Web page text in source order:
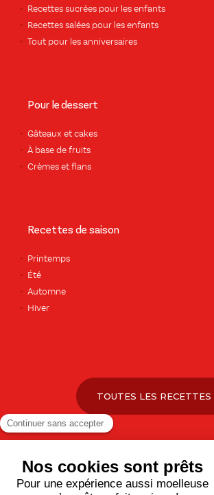
Recettes sucrées pour les enfants
Recettes salées pour les enfants
Tout pour les anniversaires
Pour le dessert
Gâteaux et cakes
À base de fruits
Crèmes et flans
Recettes de saison
Printemps
Été
Automne
Hiver
TOUTES LES RECETTES
Pour votre santé, pratiquez une activité
d’infos sur